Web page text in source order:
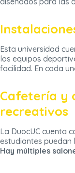
Esta universidad
los equipos
facilidad. En cada
Cafetería y
recreativos
La DuocUC cuenta
estudiantes puedan
Hay múltiples